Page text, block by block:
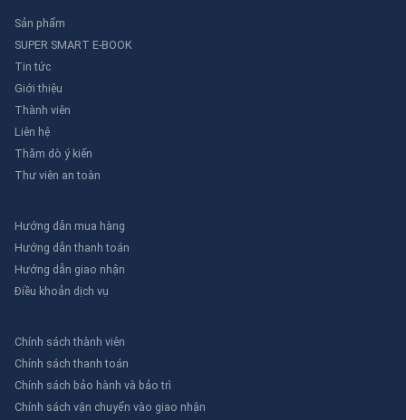
Sản phẩm
SUPER SMART E-BOOK
Tin tức
Giới thiệu
Thành viên
Liên hệ
Thăm dò ý kiến
Thư viên an toàn
Hướng dẫn mua hàng
Hướng dẫn thanh toán
Hướng dẫn giao nhận
Điều khoản dịch vụ
Chính sách thành viên
Chính sách thanh toán
Chính sách bảo hành và bảo trì
Chính sách vận chuyển vào giao nhận